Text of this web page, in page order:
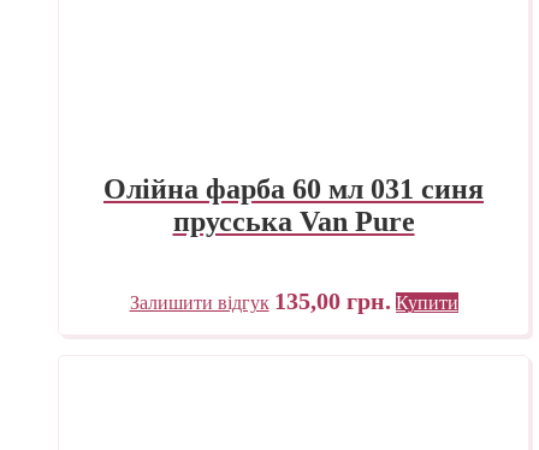
Олійна фарба 60 мл 031 синя
прусська Van Pure
Залишити відгук 135,00 грн. Купити